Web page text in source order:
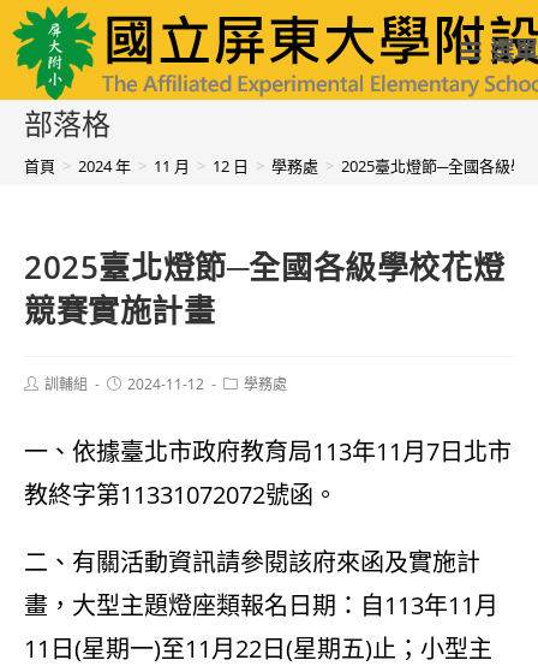
跳
轉
至
國立屏東大學附設實驗國民小學 選單
部落格
首頁 > 2024 年 > 11 月 > 12 日 > 學務處 > 2025臺北燈節─全國各級學
2025臺北燈節─全國各級學校花燈
競賽實施計畫
Post訓輔組
Post2024-11-12
Post學務處
一、依據臺北市政府教育局113年11月7日北市
教終字第11331072072號函。
二、有關活動資訊請參閱該府來函及實施計
畫，大型主題燈座類報名日期：自113年11月
11日(星期一)至11月22日(星期五)止；小型主